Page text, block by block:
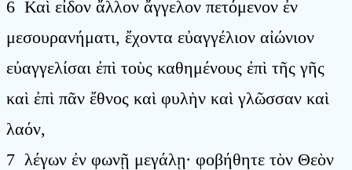
6 Καὶ εἶδον ἄλλον ἄγγελον πετόμενον ἐν
μεσουρανήματι, ἔχοντα εὐαγγέλιον αἰώνιον
εὐαγγελίσαι ἐπὶ τοὺς καθημένους ἐπὶ τῆς γῆς
καὶ ἐπὶ πᾶν ἔθνος καὶ φυλὴν καὶ γλῶσσαν καὶ
λαόν,
7 λέγων ἐν φωνῇ μεγάλῃ· φοβήθητε τὸν Θεὸν